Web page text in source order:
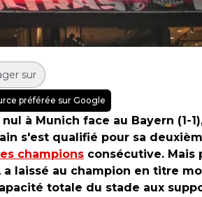
sur
préférée sur Google
à Munich face au Bayern (1-
s'est qualifié pour sa
champions consécutive. Mais
a laissé au champion en titre
totale du stade aux